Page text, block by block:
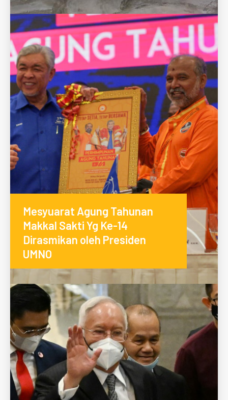
Mesyuarat Agung Tahunan
Makkal Sakti Yg Ke-14
Dirasmikan oleh Presiden
UMNO